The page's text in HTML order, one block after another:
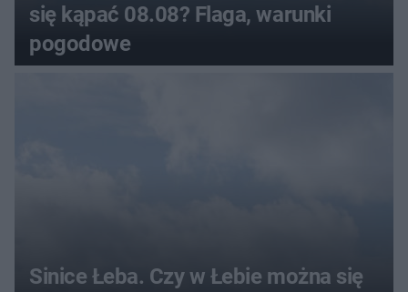
się kąpać 08.08? Flaga, warunki
pogodowe
Sinice Łeba. Czy w Łebie można się